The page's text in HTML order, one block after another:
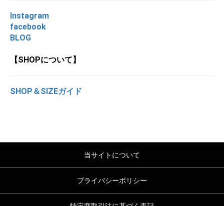
Instagram
facebook
BLOG
【SHOPについて】
SHOP＆SIZEガイド
当サイトについて
プライバシーポリシー